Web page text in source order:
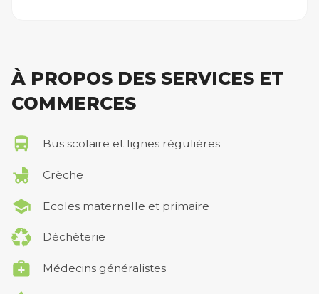
À PROPOS DES SERVICES ET
COMMERCES
Bus scolaire et lignes régulières
Crèche
Ecoles maternelle et primaire
Déchèterie
Médecins généralistes